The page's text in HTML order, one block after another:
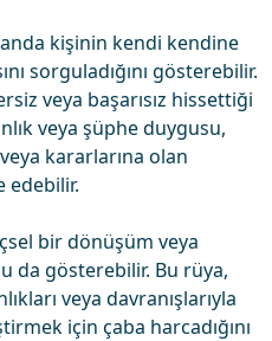
kişinin kendi kendine
sorguladığını gösterebilir.
veya başarısız hissettiği
veya şüphe duygusu,
kararlarına olan
edebilir.
bir dönüşüm veya
da gösterebilir. Bu rüya,
veya davranışlarıyla
için çaba harcadığını